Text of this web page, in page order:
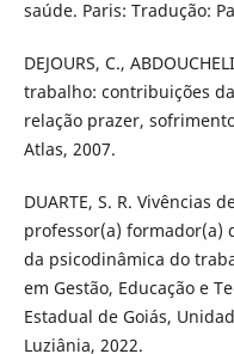
saúde. Paris: Tradução:
DEJOURS, C.,
trabalho: contribuições
relação prazer,
Atlas, 2007.
DUARTE, S. R. Vivências
professor(a) formador(a)
da psicodinâmica do
em Gestão, Educação e
Estadual de Goiás,
Luziânia, 2022.